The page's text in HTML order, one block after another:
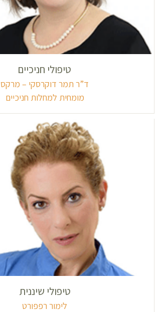
טיפולי חניכיים
ד”ר תמר דוקרסקי – מרקס
מומחית למחלות חניכיים
טיפולי שיננית
לימור רפפורט